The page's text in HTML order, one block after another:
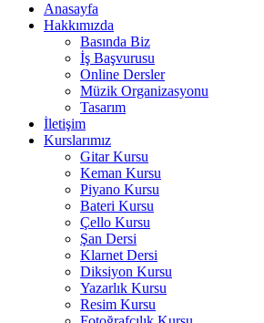
Anasayfa
Hakkımızda
Basında Biz
İş Başvurusu
Online Dersler
Müzik Organizasyonu
Tasarım
İletişim
Kurslarımız
Gitar Kursu
Keman Kursu
Piyano Kursu
Bateri Kursu
Çello Kursu
Şan Dersi
Klarnet Dersi
Diksiyon Kursu
Yazarlık Kursu
Resim Kursu